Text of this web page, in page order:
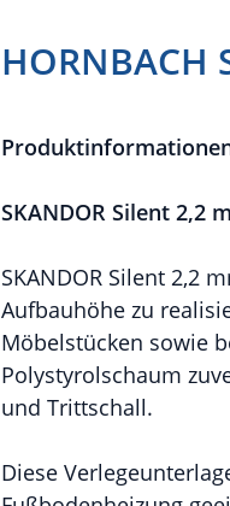
HORNBACH
SKANDOR Silent 2,2
SKANDOR Silent 2,2
Aufbauhöhe zu
Möbelstücken sowie
Polystyrolschaum
und Trittschall.
Diese